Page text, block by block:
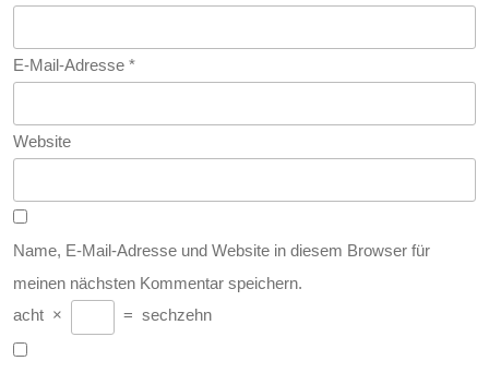
E-Mail-Adresse *
Website
Name, E-Mail-Adresse und Website in diesem Browser für
meinen nächsten Kommentar speichern.
acht × = sechzehn